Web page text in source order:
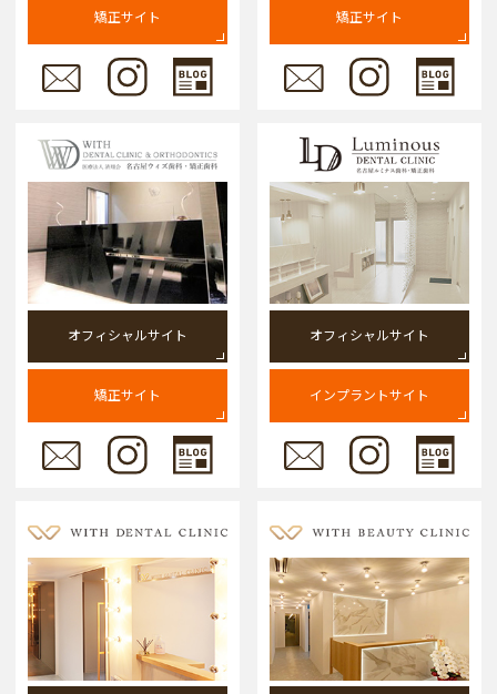
矯正サイト 矯正サイト
オフィシャルサイト
矯正サイト
オフィシャルサイト
インプラントサイト